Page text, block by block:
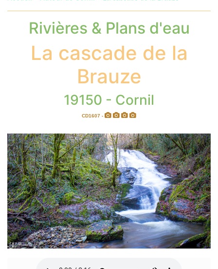
Rivières & Plans d'eau
La cascade de la
Brauze
19150 - Cornil
CD1607 -